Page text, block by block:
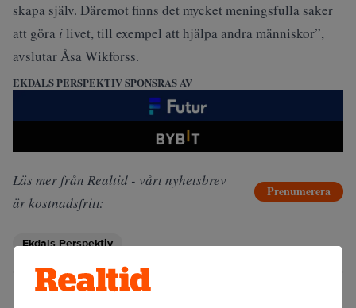
skapa själv. Däremot finns det mycket meningsfulla saker
att göra i livet, till exempel att hjälpa andra människor”,
avslutar Åsa Wikforss.
EKDALS PERSPEKTIV SPONSRAS AV
Läs mer från Realtid - vårt nyhetsbrev
är kostnadsfritt:
Prenumerera
Ekdals Perspektiv